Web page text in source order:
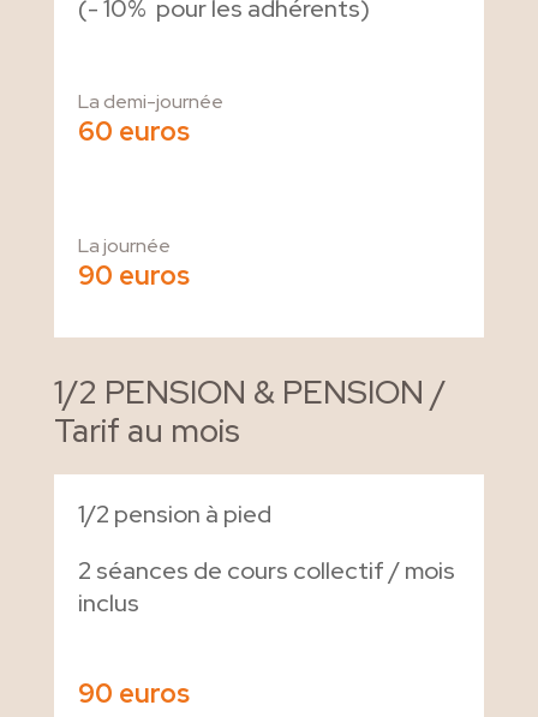
(- 10% pour les adhérents)
La demi-journée
60 euros
La journée
90 euros
1/2 PENSION & PENSION /
Tarif au mois
1/2 pension à pied
2 séances de cours collectif / mois
inclus
90 euros